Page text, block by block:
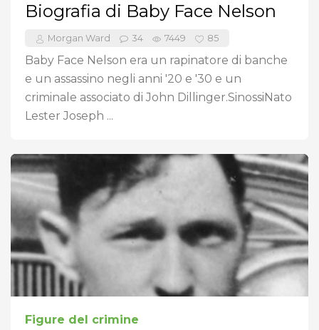
Biografia di Baby Face Nelson
Morgan Ward 34 7449 85
Baby Face Nelson era un rapinatore di banche
e un assassino negli anni '20 e '30 e un
criminale associato di John Dillinger.SinossiNato
Lester Joseph ...
Figure del crimine